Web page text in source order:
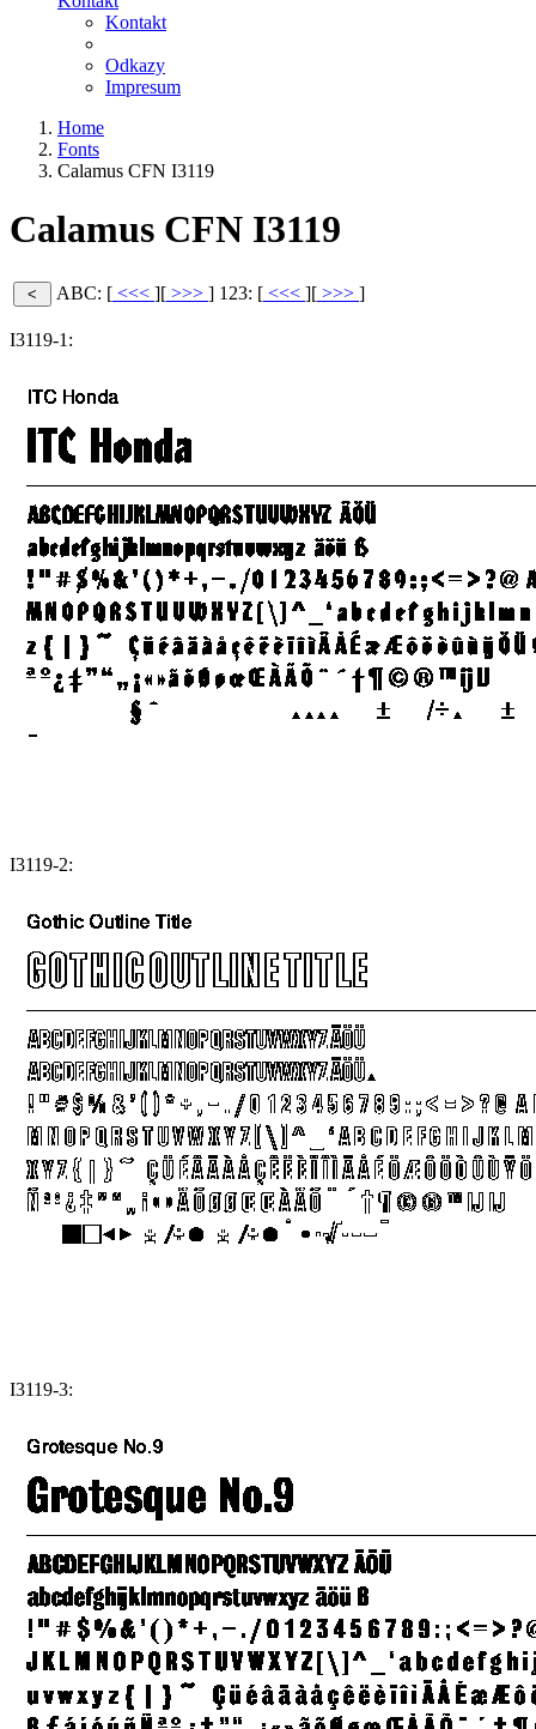
Kontakt
Odkazy
Impresum
Home
Fonts
Calamus CFN I3119
Calamus CFN I3119
ABC: [ <<< ][ >>> ] 123: [ <<< ][ >>> ]
I3119-1:
I3119-2:
I3119-3: